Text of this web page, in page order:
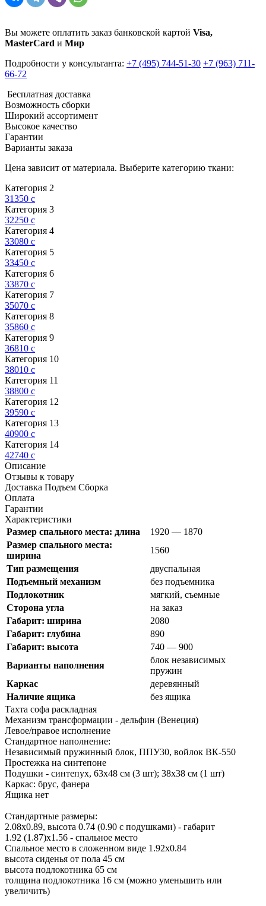
Вы можете оплатить заказ банковской картой Visa,
MasterCard и Мир
Подробности у консультанта: +7 (495) 744-51-30 +7 (963) 711-
66-72
Бесплатная доставка
Возможность сборки
Широкий ассортимент
Высокое качество
Гарантии
Варианты заказа
Цена зависит от материала. Выберите категорию ткани:
Категория 2
31350 c
Категория 3
32250 c
Категория 4
33080 c
Категория 5
33450 c
Категория 6
33870 c
Категория 7
35070 c
Категория 8
35860 c
Категория 9
36810 c
Категория 10
38010 c
Категория 11
38800 c
Категория 12
39590 c
Категория 13
40900 c
Категория 14
42740 c
Описание
Отзывы к товару
Доставка Подъем Сборка
Оплата
Гарантии
Характеристики
Размер спального места: длина
1920 — 1870
Размер спального места:
ширина
1560
Тип размещения
двуспальная
Подъемный механизм
без подъемника
Подлокотник
мягкий, съемные
Cторона угла
на заказ
Габарит: ширина
2080
Габарит: глубина
890
Габарит: высота
740 — 900
Варианты наполнения
блок независимых
пружин
Каркас
деревянный
Наличие ящика
без ящика
Тахта софа раскладная
Механизм трансформации - дельфин (Венеция)
Левое/правое исполнение
Стандартное наполнение:
Независимый пружинный блок, ППУ30, войлок ВК-550
Простежка на синтепоне
Подушки - синтепух, 63х48 см (3 шт); 38х38 см (1 шт)
Каркас: брус, фанера
Ящика нет
Стандартные размеры:
2.08х0.89, высота 0.74 (0.90 с подушками) - габарит
1.92 (1.87)х1.56 - спальное место
Спальное место в сложенном виде 1.92х0.84
высота сиденья от пола 45 см
высота подлокотника 65 см
толщина подлокотника 16 см (можно уменьшить или
увеличить)